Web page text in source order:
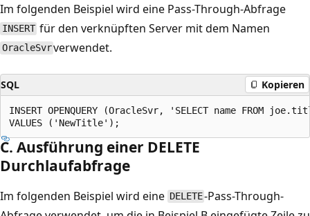
Im folgenden Beispiel wird eine Pass-Through-Abfrage
INSERT für den verknüpften Server mit dem Namen
OracleSvrverwendet.
SQL Kopieren
INSERT OPENQUERY (OracleSvr, 'SELECT name FROM
C. Ausführung einer DELETE
Durchlaufabfrage
Im folgenden Beispiel wird eine DELETE-Pass-Through-